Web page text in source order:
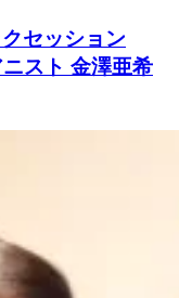
セッション
スト 金澤亜希